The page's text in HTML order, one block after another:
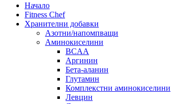
Начало
Fitness Chef
Хранителни добавки
Азотни/напомпващи
Аминокиселини
BCAA
Аргинин
Бета-аланин
Глутамин
Комплекстни аминокиселини
Левцин